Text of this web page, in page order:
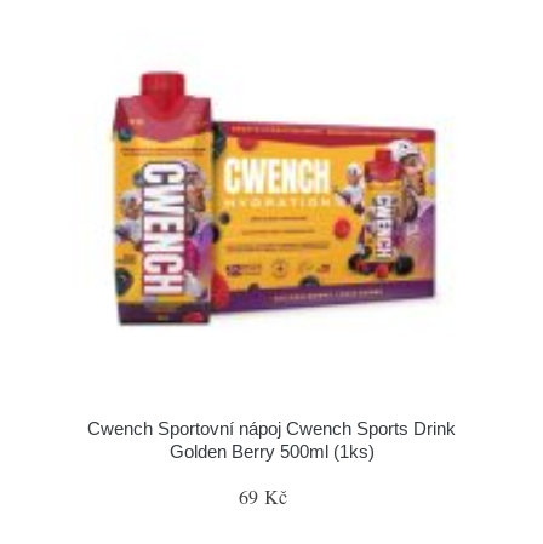
Cwench Sportovní nápoj Cwench Sports Drink
Golden Berry 500ml (1ks)
69 Kč